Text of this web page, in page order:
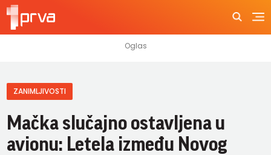
ZANIMLJIVOSTI
Mačka slučajno ostavljena u
avionu: Letela između Novog